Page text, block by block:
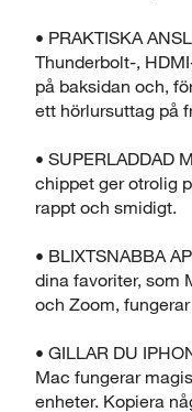
• PRAKTISKA
Thunderbolt-,
på baksidan och,
ett hörlursuttag på
• SUPERLADDAD
chippet ger otrolig
rappt och smidigt.
• BLIXTSNABBA
dina favoriter, som
och Zoom,
• GILLAR DU
Mac fungerar
enheter. Kopiera